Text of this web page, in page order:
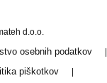
d.o.o.
osebnih podatkov
piškotkov